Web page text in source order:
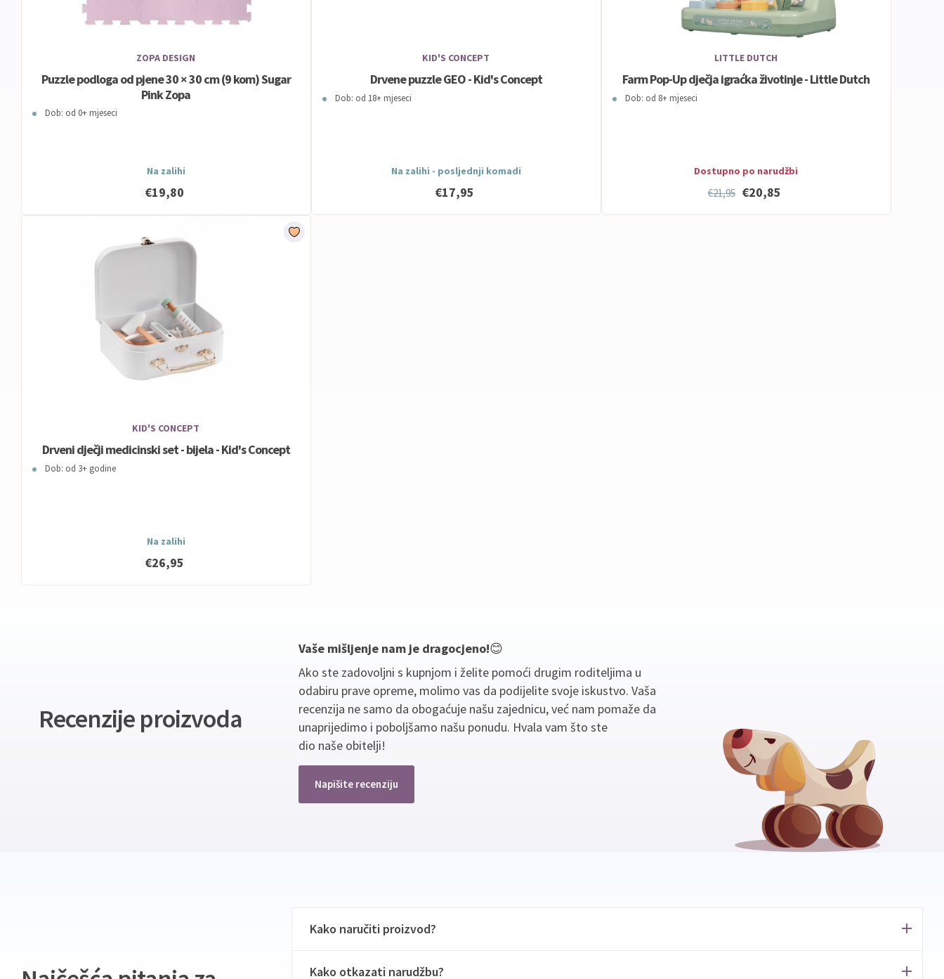
ZOPA DESIGN
Puzzle podloga od pjene 30 × 30 cm (9 kom) Sugar
Pink Zopa
Dob: od 0+ mjeseci
Na zalihi
€19,80
KID'S CONCEPT
Drvene puzzle GEO - Kid's Concept
Dob: od 18+ mjeseci
Na zalihi - posljednji komadi
€17,95
LITTLE DUTCH
Farm Pop-Up dječja igraćka životinje - Little Dutch
Dob: od 8+ mjeseci
Dostupno po narudžbi
€21,95 €20,85
KID'S CONCEPT
Drveni dječji medicinski set - bijela - Kid's Concept
Dob: od 3+ godine
Na zalihi
€26,95
Recenzije proizvoda
Vaše mišljenje nam je dragocjeno!😊
Ako ste zadovoljni s kupnjom i želite pomoći drugim roditeljima u
odabiru prave opreme, molimo vas da podijelite svoje iskustvo. Vaša
recenzija ne samo da obogaćuje našu zajednicu, već nam pomaže da
unaprijedimo i poboljšamo našu ponudu. Hvala vam što ste
dio naše obitelji!
Napišite recenziju
Kako naručiti proizvod?
Kako otkazati narudžbu?